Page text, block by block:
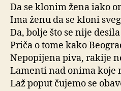
Da se klonim žena iako
Ima ženu da se kloni
Da, bolje što se nije
Priča o tome kako
Nepopijena piva, rakije
Lamenti nad onima koje
Laž poput čujemo se